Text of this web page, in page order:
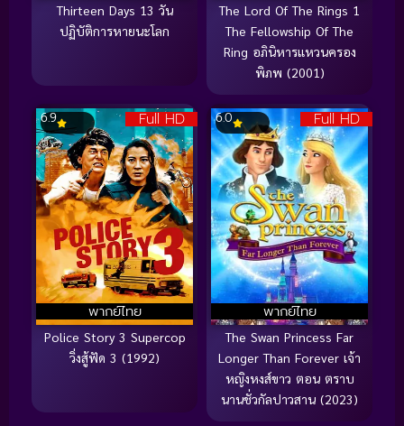
Thirteen Days 13 วัน
ปฏิบัติการหายนะโลก
The Lord Of The Rings 1
The Fellowship Of The
Ring อภินิหารแหวนครอง
พิภพ (2001)
Full HD
พากย์ไทย
6.9
Police Story 3 Supercop
วิ่งสู้ฟัด 3 (1992)
Full HD
พากย์ไทย
6.0
The Swan Princess Far
Longer Than Forever เจ้า
หญิงหงส์ขาว ตอน ตราบ
นานชั่วกัลปาวสาน (2023)